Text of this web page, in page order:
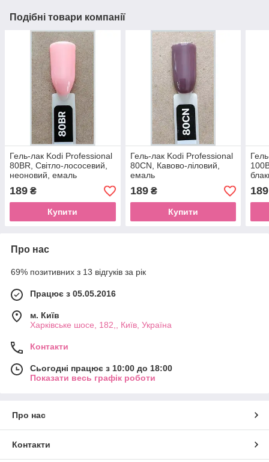
Подібні товари компанії
Гель-лак Kodi Professional
80BR, Світло-лососевий,
неоновий, емаль
189 ₴
Купити
Гель-лак Kodi Professional
80CN, Кавово-ліловий,
емаль
189₴
Купити
189
Про нас
69% позитивних з 13 відгуків за рік
Працює з 05.05.2016
м. Київ
Харківське шосе, 182,, Київ, Україна
Контакти
Сьогодні працює з 10:00 до 18:00
Показати весь графік роботи
Про нас
Контакти